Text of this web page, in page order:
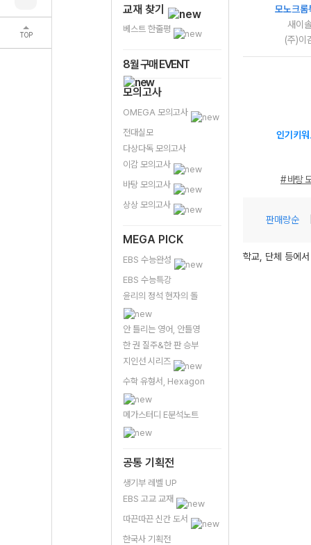
TOP
교재 찾기
베스트 한줄평
8월 구매 EVENT
모의고사
OMEGA 모의고사
전대실모
다상다독 모의고사
이감 모의고사
바탕 모의고사
상상 모의고사
MEGA PICK
EBS 수능완성
EBS 수능특강
윤리의 정석 현자의 돌
안 틀리는 영어, 안틀영
한 권 질주&한 판 승부
지인선 시리즈
수학 유형서, Hexagon
메가스터디 E분석노트
공통 기획전
생기부 레벨 UP
EBS 고교 교재
따끈따끈 신간 도서
한국사 기획전
모노크롬
새이
(주)이
인기키
# 바탕
판매량순
학교, 단체 등에